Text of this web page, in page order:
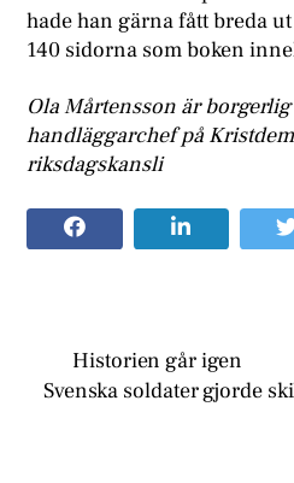
hade han gärna fått breda
140 sidorna som boken
Ola Mårtensson är
handläggarchef på
riksdagskansli
Historien går igen
Svenska soldater gjorde